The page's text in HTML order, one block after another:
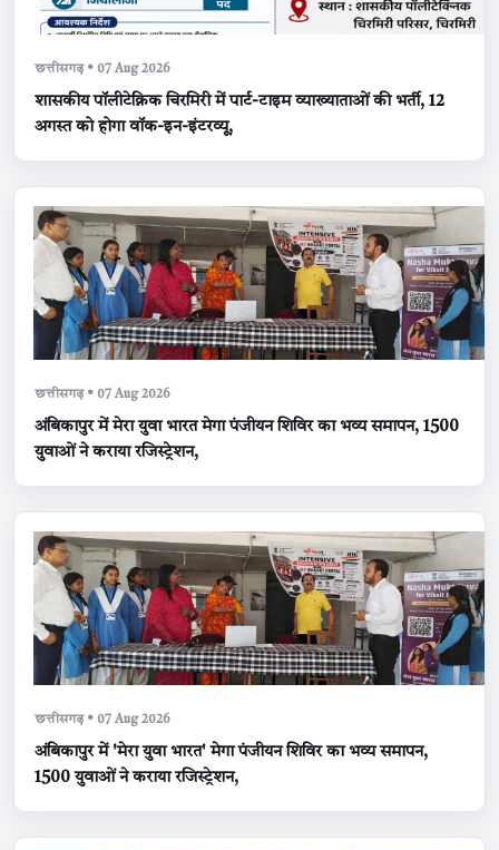
छत्तीसगढ़ • 07 Aug 2026
शासकीय पॉलीटेक्निक चिरमिरी में पार्ट-टाइम व्याख्याताओं की भर्ती, 12
अगस्त को होगा वॉक-इन-इंटरव्यू,
छत्तीसगढ़ • 07 Aug 2026
अंबिकापुर में मेरा युवा भारत मेगा पंजीयन शिविर का भव्य समापन, 1500
युवाओं ने कराया रजिस्ट्रेशन,
छत्तीसगढ़ • 07 Aug 2026
अंबिकापुर में 'मेरा युवा भारत' मेगा पंजीयन शिविर का भव्य समापन,
1500 युवाओं ने कराया रजिस्ट्रेशन,